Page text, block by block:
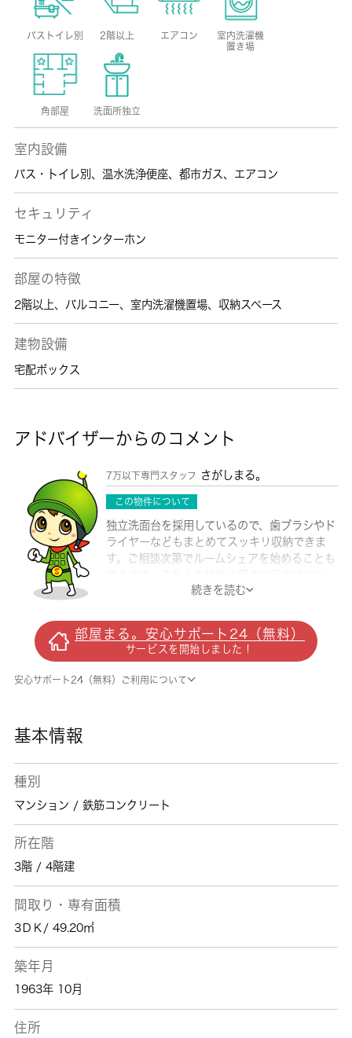
バストイレ別 2階以上 エアコン
室内洗濯機
置き場
角部屋 洗面所独立
室内設備
バス・トイレ別 、 温水洗浄便座、 都市ガス、 エアコン
セキュリティ
モニター付きインターホン
部屋の特徴
2階以上、 バルコニー、 室内洗濯機置場、 収納スペース
建物設備
宅配ボックス
アドバイザーからのコメント
7万以下専門スタッフ さがしまる。
この物件について
独立洗面台を採用しているので、歯ブラシやド
ライヤーなどもまとめてスッキリ収納できま
す。ご相談次第でルームシェアを始めることも
で到着します。角部屋は他の住戸との接地面が
ルのリスクも減ります。2口コンロが付いてい
るので、おかずや汁物など複数の工程を同時に
こなせます。浦賀周辺なら、通勤や通学に不便
を感じることもないでしょう。お部屋探しをす
続きを読む
部屋まる。安心サポート24（無料）
サービスを開始しました！
安心サポート24（無料）ご利用について
基本情報
種別
マンション / 鉄筋コンクリート
所在階
3階 / 4階建
間取り・専有面積
3ＤＫ/ 49.20㎡
築年月
1963年 10月
住所